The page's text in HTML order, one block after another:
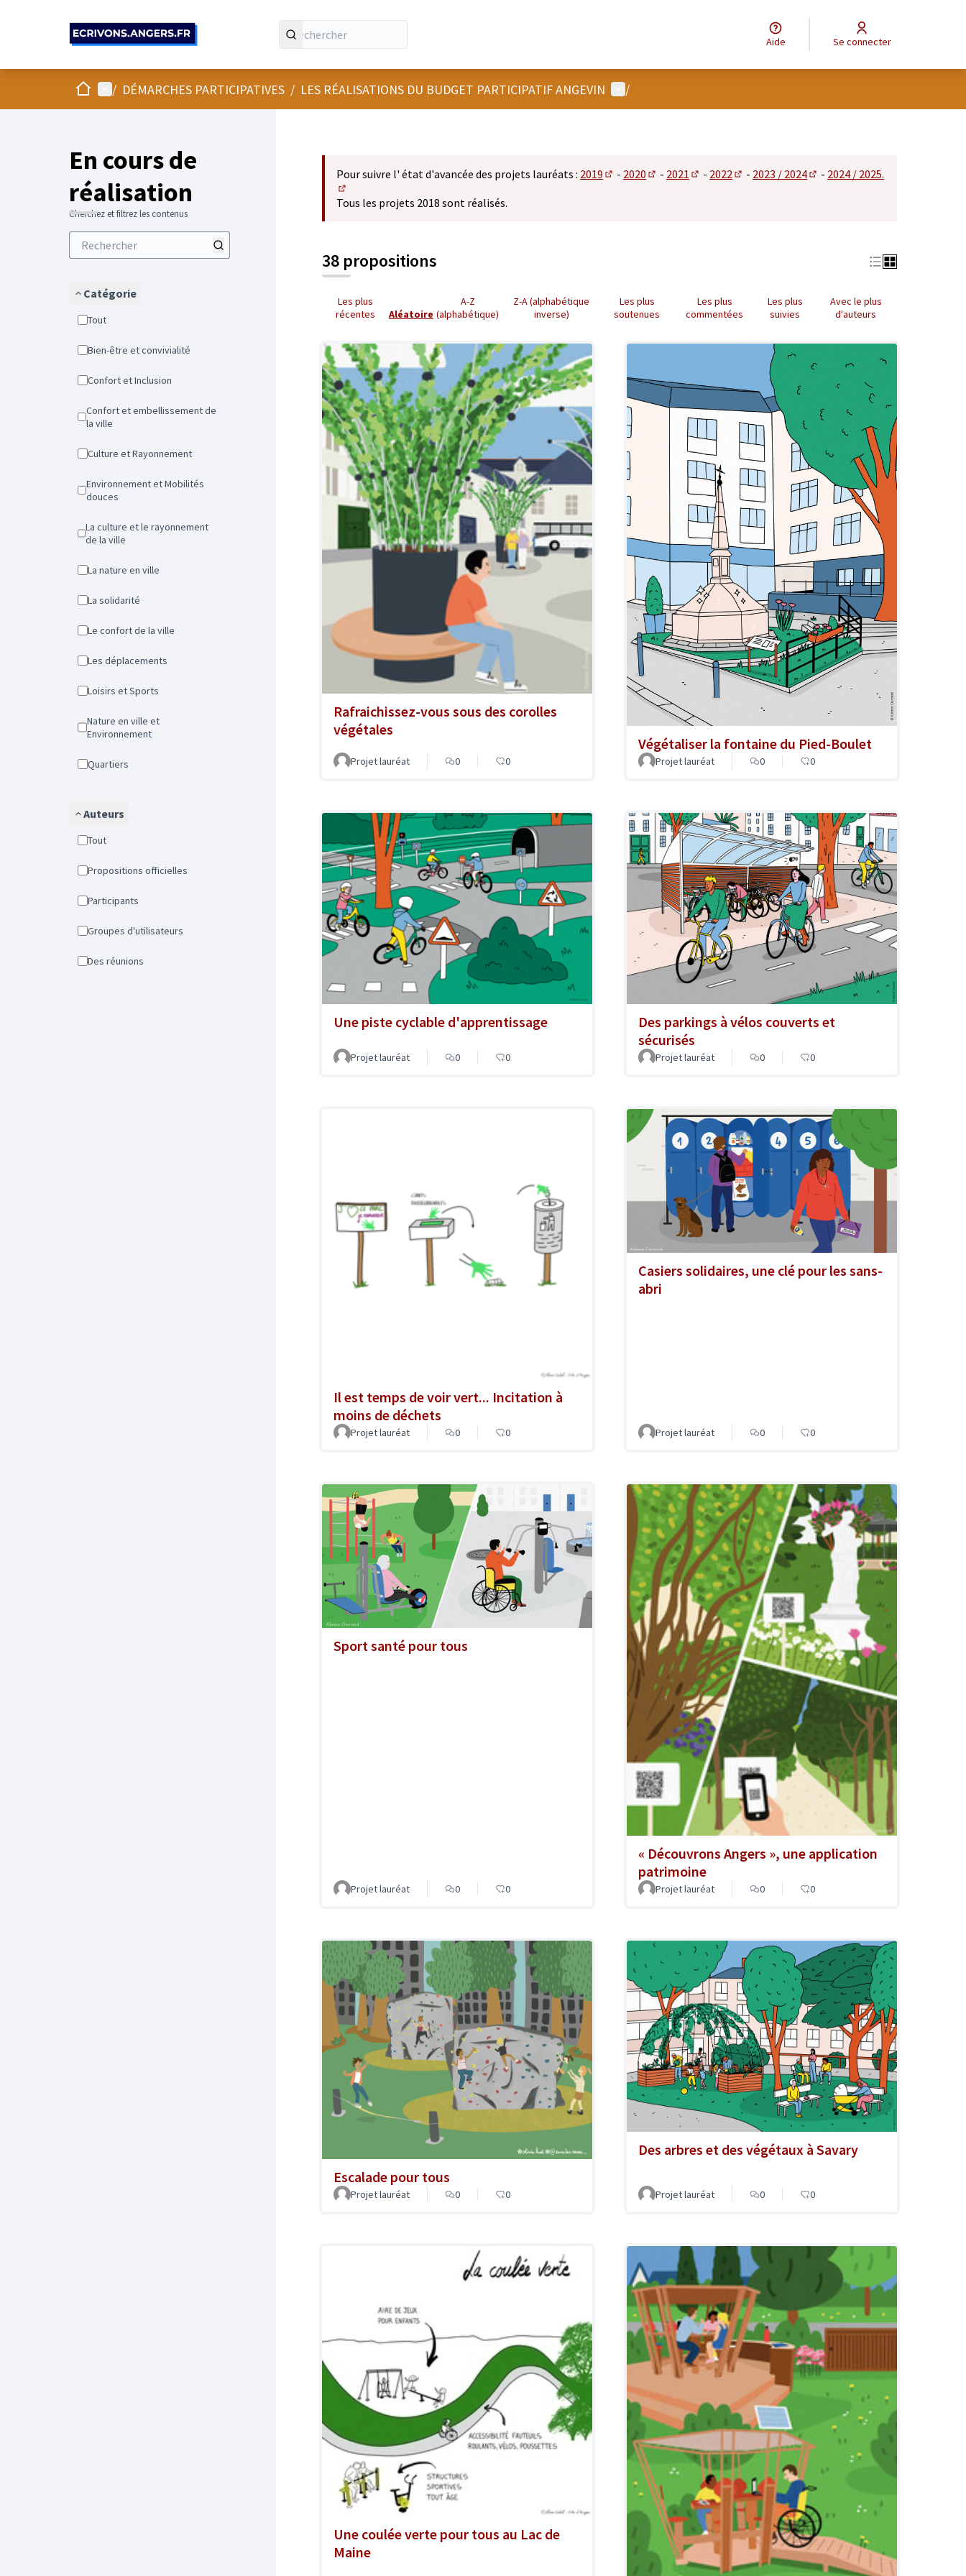
Aide Se connecter
AccueilMenu principal
/ DÉMARCHES PARTICIPATIVES / LES RÉALISATIONS DU BUDGET PARTICIPATIF ANGEVIN Menu utilisateur
/
En cours de
réalisation
Cherchez et filtrez les contenus
Catégorie
Tout
Bien-être et convivialité
Confort et Inclusion
Confort et embellissement de
la ville
Culture et Rayonnement
Environnement et Mobilités
douces
La culture et le rayonnement
de la ville
La nature en ville
La solidarité
Le confort de la ville
Les déplacements
Loisirs et Sports
Nature en ville et
Environnement
Quartiers
Auteurs
Tout
Propositions officielles
Participants
Groupes d'utilisateurs
Des réunions
Pour suivre l' état d'avancée des projets lauréats : 2019 - 2020
(S'ouvre dans un nouvel onglet)
- 2021
(S'ouvre dans un nouvel onglet)
- 2022
(S'ouvre dans un nouvel onglet)
- 2023 / 2024
(S'ouvre dans un nouvel onglet)
- 2024 / 2025.
(S'ouvre dans un nouvel onglet)
Tous les projets 2018 sont réalisés.
38 propositions
Les plus
récentes
Aléatoire
A-Z
(alphabétique)
Z-A (alphabétique
inverse)
Les plus
soutenues
Les plus
commentées
Les plus
suivies
Avec le plus
d'auteurs
Rafraichissez-vous sous des corolles
végétales
Projet lauréat 0 0
Végétaliser la fontaine du Pied-Boulet
Projet lauréat 0 0
Une piste cyclable d'apprentissage
Projet lauréat 0 0
Des parkings à vélos couverts et
sécurisés
Projet lauréat 0 0
Il est temps de voir vert... Incitation à
moins de déchets
Projet lauréat 0 0
Casiers solidaires, une clé pour les sans-
abri
Projet lauréat 0 0
Sport santé pour tous
Projet lauréat 0 0
« Découvrons Angers », une application
patrimoine
Projet lauréat 0 0
Escalade pour tous
Projet lauréat 0 0
Des arbres et des végétaux à Savary
Projet lauréat 0 0
Une coulée verte pour tous au Lac de
Maine